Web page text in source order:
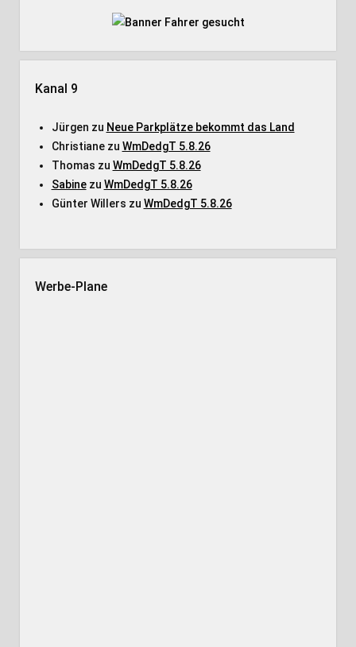
Kanal 9
Jürgen zu Neue Parkplätze bekommt das Land
Christianezu WmDedgT 5.8.26
Thomas zu WmDedgT 5.8.26
Sabinezu WmDedgT 5.8.26
Günter Willers zu WmDedgT 5.8.26
Werbe-Plane